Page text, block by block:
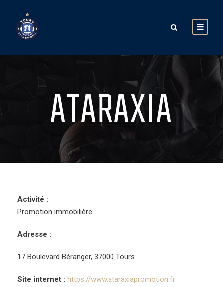
ATARAXIA
Activité :
Promotion immobilière
Adresse :
17 Boulevard Béranger, 37000 Tours
Site internet : https://www.ataraxiapromotion.fr